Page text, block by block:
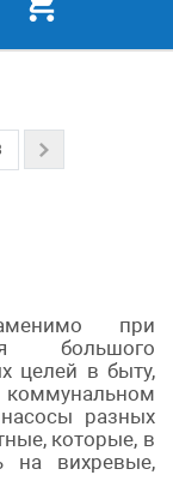
Next
при
большого
целей в быту,
разных
которые, в
на вихревые,